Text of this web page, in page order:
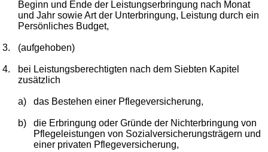
Beginn und Ende der Leistungserbringung nach Monat
und Jahr sowie Art der Unterbringung, Leistung durch ein
Persönliches Budget,
3. (aufgehoben)
4.
bei Leistungsberechtigten nach dem Siebten Kapitel
zusätzlich
a) das Bestehen einer Pflegeversicherung,
b)
die Erbringung oder Gründe der Nichterbringung von
Pflegeleistungen von Sozialversicherungsträgern und
einer privaten Pflegeversicherung,